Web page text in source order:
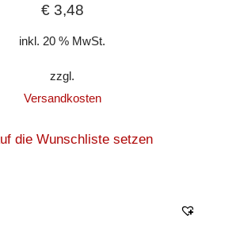
€3,48
inkl. 20 % MwSt.
zzgl.
Versandkosten
die Wunschliste setzen